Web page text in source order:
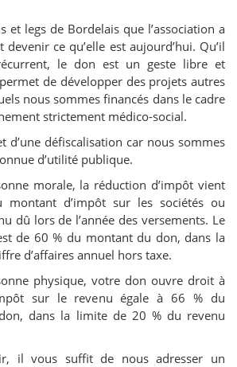
et legs de Bordelais que l’association a
ce qu’elle est aujourd’hui. Qu’il
le don est un geste libre et
de développer des projets autres
nous sommes financés dans le cadre
strictement médico-social.
d’une défiscalisation car nous sommes
d’utilité publique.
morale, la réduction d’impôt vient
montant d’impôt sur les sociétés ou
dû lors de l’année des versements. Le
de 60 % du montant du don, dans la
d’affaires annuel hors taxe.
physique, votre don ouvre droit à
sur le revenu égale à 66 % du
dans la limite de 20 % du revenu
il vous suffit de nous adresser un